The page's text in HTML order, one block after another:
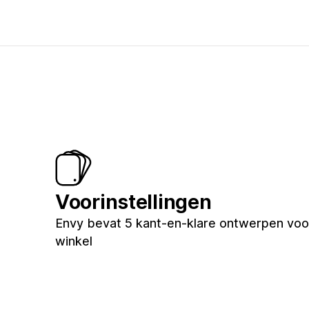
Voorinstellingen
Envy bevat 5 kant-en-klare ontwerpen
winkel